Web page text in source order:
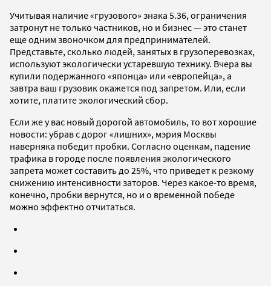
Учитывая наличие «грузового» знака 5.36, ограничения
затронут не только частников, но и бизнес — это станет
еще одним звоночком для предпринимателей.
Представьте, сколько людей, занятых в грузоперевозках,
используют экологически устаревшую технику. Вчера вы
купили подержанного «японца» или «европейца», а
завтра ваш грузовик окажется под запретом. Или, если
хотите, платите экологический сбор.
Если же у вас новый дорогой автомобиль, то вот хорошие
новости: убрав с дорог «лишних», мэрия Москвы
наверняка победит пробки. Согласно оценкам, падение
трафика в городе после появления экологического
запрета может составить до 25%, что приведет к резкому
снижению интенсивности заторов. Через какое-то время,
конечно, пробки вернутся, но и о временной победе
можно эффектно отчитаться.